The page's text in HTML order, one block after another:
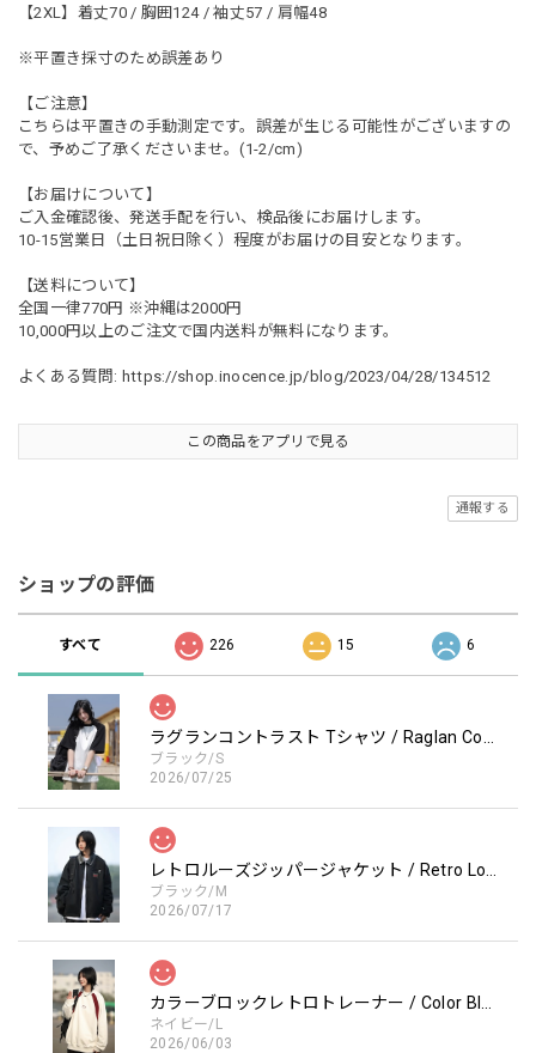
【2XL】着丈70 / 胸囲124 / 袖丈57 / 肩幅48
※平置き採寸のため誤差あり
【ご注意】
こちらは平置きの手動測定です。誤差が生じる可能性がございますの
で、予めご了承くださいませ。(1-2/cm)
【お届けについて】
ご入金確認後、発送手配を行い、検品後にお届けします。
10-15営業日（土日祝日除く）程度がお届けの目安となります。
【送料について】
全国一律770円 ※沖縄は2000円
10,000円以上のご注文で国内送料が無料になります。
よくある質問: https://shop.inocence.jp/blog/2023/04/28/134512
この商品をアプリで見る
通報する
ショップの評価
すべて 226 15 6
ブラック/S
2026/07/25
ブラック/M
2026/07/17
ネイビー/L
2026/06/03